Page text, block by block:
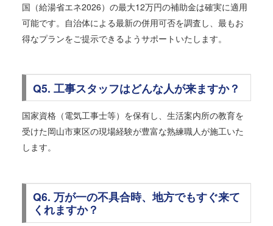
国（給湯省エネ2026）の最大12万円の補助金は確実に適用
可能です。自治体による最新の併用可否を調査し、最もお
得なプランをご提示できるようサポートいたします。
Q5. 工事スタッフはどんな人が来ますか？
国家資格（電気工事士等）を保有し、生活案内所の教育を
受けた岡山市東区の現場経験が豊富な熟練職人が施工いた
します。
Q6. 万が一の不具合時、地方でもすぐ来て
くれますか？